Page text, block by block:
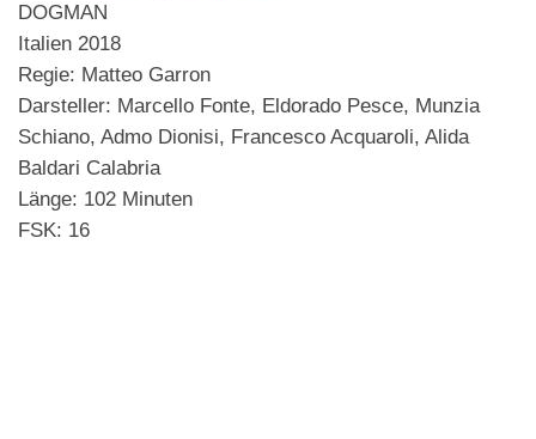
DOGMAN
Italien 2018
Regie: Matteo Garron
Darsteller: Marcello Fonte, Eldorado Pesce, Munzia
Schiano, Admo Dionisi, Francesco Acquaroli, Alida
Baldari Calabria
Länge: 102 Minuten
FSK: 16